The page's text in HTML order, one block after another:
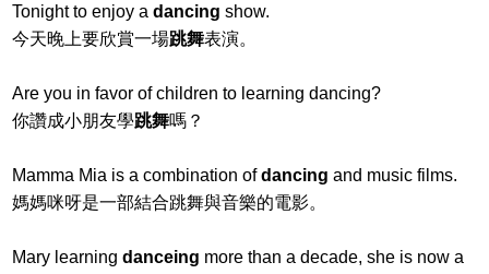
Tonight to enjoy a dancing show.
今天晚上要欣賞一場跳舞表演。
Are you in favor of children to learning dancing?
你讚成小朋友學跳舞嗎？
Mamma Mia is a combination ofdancing and music films.
媽媽咪呀是一部結合跳舞與音樂的電影。
Mary learning danceing more than a decade, she is now a